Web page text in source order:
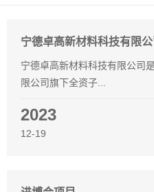
宁德卓高新材料科技有限公
宁德卓高新材料科技有限公司
限公司旗下全资子...
2023
12-19